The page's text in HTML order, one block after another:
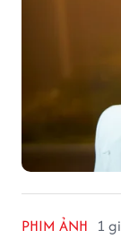
PHIM ẢNH 1